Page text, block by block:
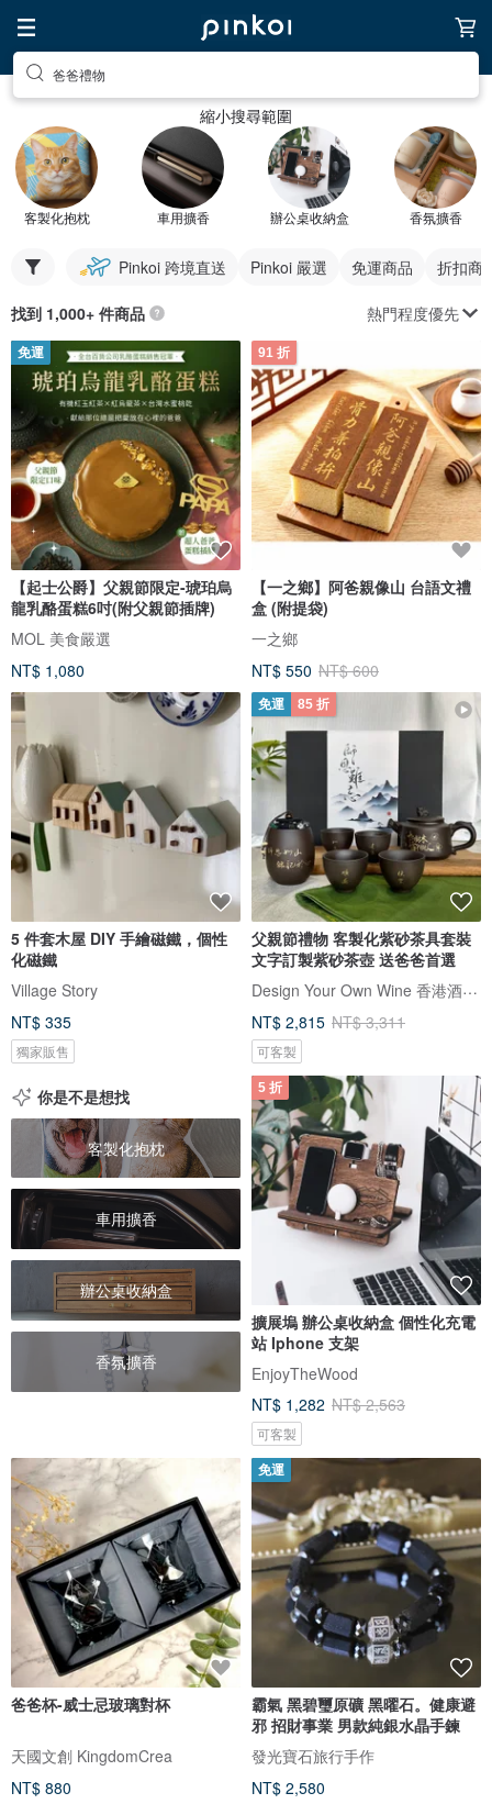
爸爸禮物
縮小搜尋範圍
客製化抱枕 車用擴香 辦公桌收納盒 香氛擴香
Pinkoi 跨境直送 Pinkoi 嚴選 免運商品 折扣商
找到 1,000+ 件商品 熱門程度優先
免運
【起士公爵】父親節限定-琥珀烏
龍乳酪蛋糕6吋(附父親節插牌)
MOL 美食嚴選
NT$ 1,080
91 折
【一之鄉】阿爸親像山 台語文禮
盒 (附提袋)
一之鄉
NT$ 550 NT$ 600
5 件套木屋 DIY 手繪磁鐵，個性
化磁鐵
Village Story
NT$ 335
獨家販售
免運 85 折
父親節禮物 客製化紫砂茶具套裝
文字訂製紫砂茶壺 送爸爸首選
Design Your Own Wine 香港酒瓶雕刻禮品專門店
NT$ 2,815 NT$ 3,311
可客製
你是不是想找
客製化抱枕
車用擴香
辦公桌收納盒
香氛擴香
5 折
擴展塢 辦公桌收納盒 個性化充電
站 Iphone 支架
EnjoyTheWood
NT$ 1,282 NT$ 2,563
可客製
爸爸杯-威士忌玻璃對杯
天國文創 KingdomCrea
NT$ 880
免運
霸氣 黑碧璽原礦 黑曜石。健康避
邪 招財事業 男款純銀水晶手鍊
發光寶石旅行手作
NT$ 2,580